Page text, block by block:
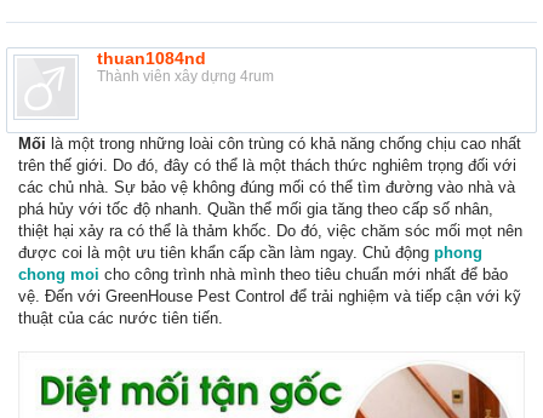
thuan1084nd
Thành viên xây dựng 4rum
Mối là một trong những loài côn trùng có khả năng chống chịu cao nhất
trên thế giới. Do đó, đây có thể là một thách thức nghiêm trọng đối với
các chủ nhà. Sự bảo vệ không đúng mối có thể tìm đường vào nhà và
phá hủy với tốc độ nhanh. Quần thể mối gia tăng theo cấp số nhân,
thiệt hại xảy ra có thể là thảm khốc. Do đó, việc chăm sóc mối mọt nên
được coi là một ưu tiên khẩn cấp cần làm ngay. Chủ động phong
chong moi cho công trình nhà mình theo tiêu chuẩn mới nhất để bảo
vệ. Đến với GreenHouse Pest Control để trải nghiệm và tiếp cận với kỹ
thuật của các nước tiên tiến.